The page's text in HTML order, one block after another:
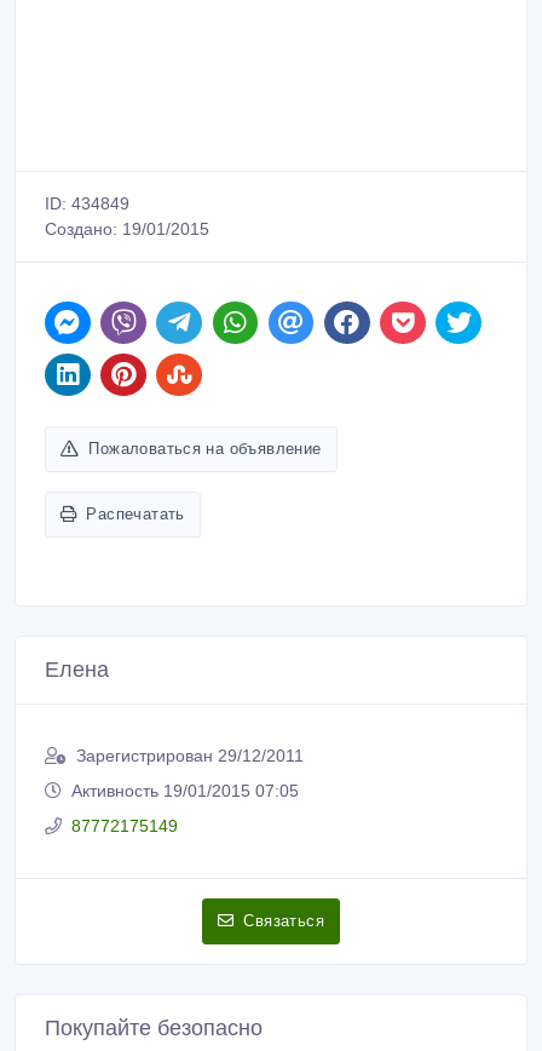
ID: 434849
Создано: 19/01/2015
Пожаловаться на объявление
Распечатать
Елена
Зарегистрирован 29/12/2011
Активность 19/01/2015 07:05
87772175149
Связаться
Покупайте безопасно